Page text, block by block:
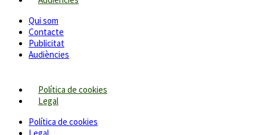
Qui som
Contacte
Publicitat
Audiències
Política de cookies
Legal
Política de cookies
Legal